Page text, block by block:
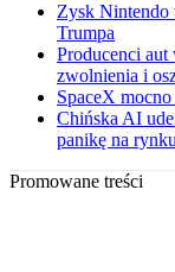
Zysk Nintendo
Trumpa
Producenci aut
zwolnienia i
SpaceX
Chińska AI
panikę na rynku
Promowane treści